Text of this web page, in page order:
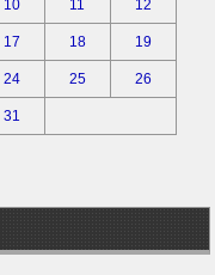
10 11 12
17 18 19
24 25 26
31